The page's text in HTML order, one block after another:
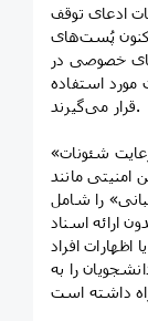
ادعای توقف
پُست‌های
خصوصی در
استفاده
قرار می‌گیرند.
شئونات»
امنیتی مانند
را شامل
ارائه اسناد
افراد
را به